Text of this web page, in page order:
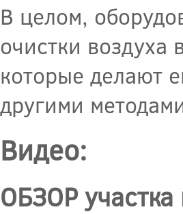
В целом,
очистки
которые делают
другими
Видео:
ОБЗОР